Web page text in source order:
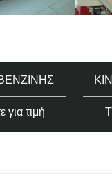
για τιμή